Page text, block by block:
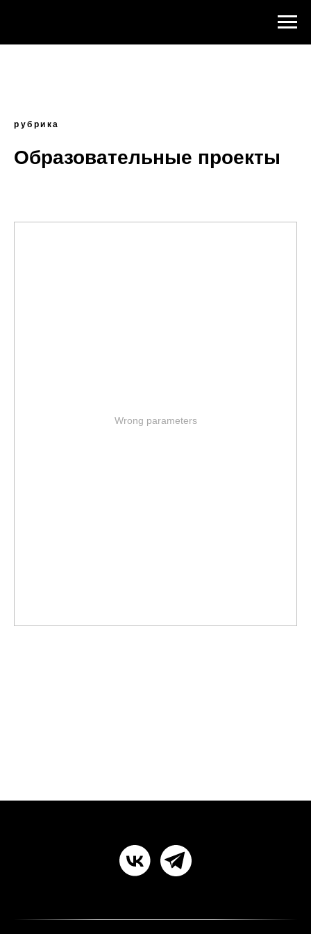
рубрика
Образовательные проекты
Wrong parameters